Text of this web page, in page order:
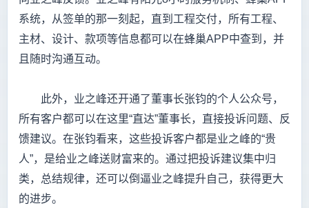
系统，从签单的那一刻起，直到工程交付，所有工程、
主材、设计、款项等信息都可以在蜂巢APP中查到，并
且随时沟通互动。
此外，业之峰还开通了董事长张钧的个人公众号，
所有客户都可以在这里“直达”董事长，直接投诉问题、反
馈建议。在张钧看来，这些投诉客户都是业之峰的“贵
人”，是给业之峰送财富来的。通过把投诉建议集中归
类，总结规律，还可以倒逼业之峰提升自己，获得更大
的进步。